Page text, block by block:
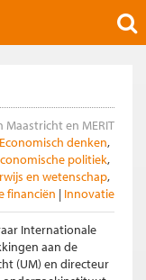
en MERIT
Economisch denken
politiek
en wetenschap
financiën Innovatie
Internationale
aan de
(UM) en directeur